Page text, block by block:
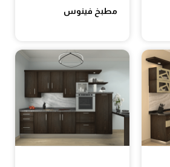
مطبخ فينوس